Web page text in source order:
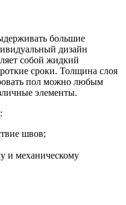
большие
дизайн
собой жидкий
сроки. Толщина слоя
пол можно любым
элементы.
швов;
и механическому